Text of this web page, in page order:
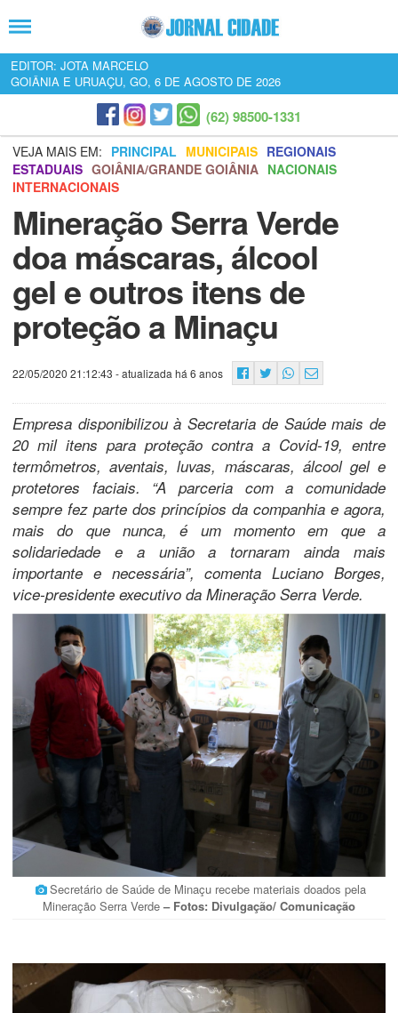
EDITOR: JOTA MARCELO
GOIÂNIA E URUAÇU, GO, 6 DE AGOSTO DE 2026
(62) 98500-1331
VEJA MAIS EM: PRINCIPAL MUNICIPAIS REGIONAIS
ESTADUAIS GOIÂNIA/GRANDE GOIÂNIA NACIONAIS
INTERNACIONAIS
Mineração Serra Verde
doa máscaras, álcool
gel e outros itens de
proteção a Minaçu
22/05/2020 21:12:43 - atualizada há 6 anos
Empresa disponibilizou à Secretaria de Saúde mais de
20 mil itens para proteção contra a Covid-19, entre
termômetros, aventais, luvas, máscaras, álcool gel e
protetores faciais. “A parceria com a comunidade
sempre fez parte dos princípios da companhia e agora,
mais do que nunca, é um momento em que a
solidariedade e a união a tornaram ainda mais
importante e necessária”, comenta Luciano Borges,
vice-presidente executivo da Mineração Serra Verde.
Secretário de Saúde de Minaçu recebe materiais doados pela
Mineração Serra Verde – Fotos: Divulgação/ Comunicação